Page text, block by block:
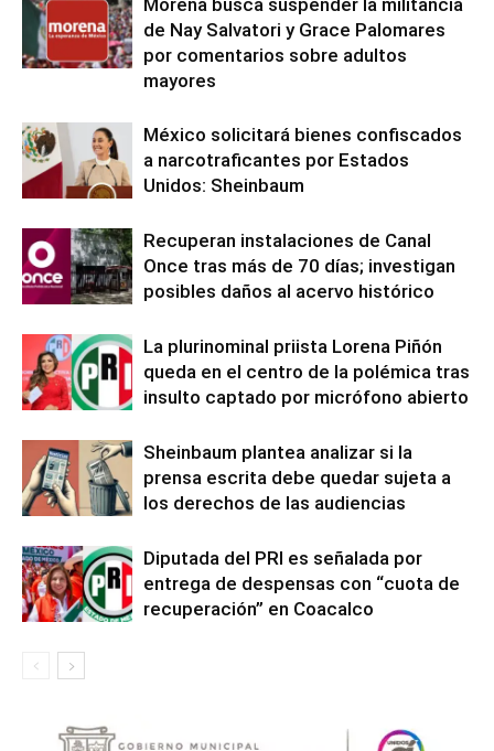
Morena busca suspender la militancia
de Nay Salvatori y Grace Palomares
por comentarios sobre adultos
mayores
México solicitará bienes confiscados
a narcotraficantes por Estados
Unidos: Sheinbaum
Recuperan instalaciones de Canal
Once tras más de 70 días; investigan
posibles daños al acervo histórico
La plurinominal priista Lorena Piñón
queda en el centro de la polémica tras
insulto captado por micrófono abierto
Sheinbaum plantea analizar si la
prensa escrita debe quedar sujeta a
los derechos de las audiencias
Diputada del PRI es señalada por
entrega de despensas con “cuota de
recuperación” en Coacalco